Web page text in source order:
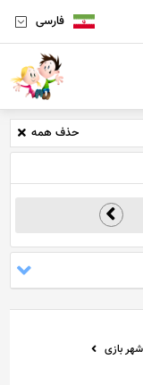
فارسی
حذف همه
بازی